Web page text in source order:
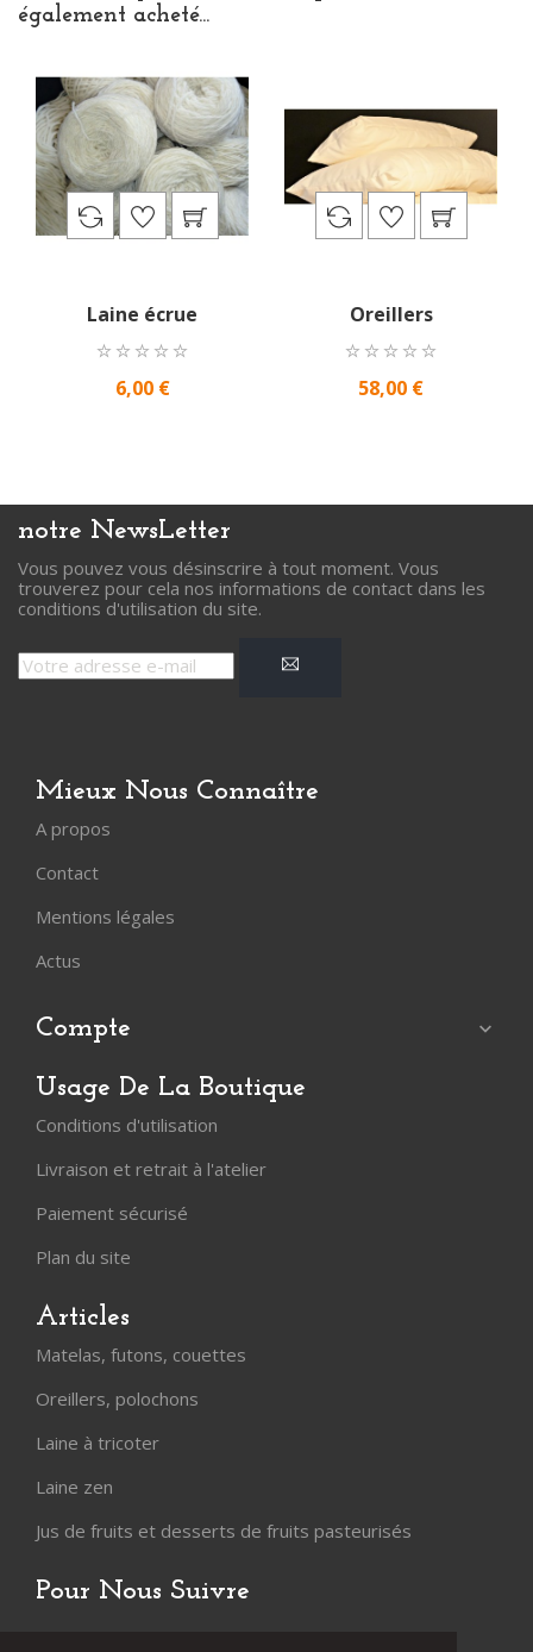
également acheté...
Laine écrue
6,00 €
Oreillers
58,00 €
notre NewsLetter
Vous pouvez vous désinscrire à tout moment. Vous
trouverez pour cela nos informations de contact dans les
conditions d'utilisation du site.
Mieux Nous Connaître
A propos
Contact
Mentions légales
Actus
Compte 
Usage De La Boutique
Conditions d'utilisation
Livraison et retrait à l'atelier
Paiement sécurisé
Plan du site
Articles
Matelas, futons, couettes
Oreillers, polochons
Laine à tricoter
Laine zen
Jus de fruits et desserts de fruits pasteurisés
Pour Nous Suivre